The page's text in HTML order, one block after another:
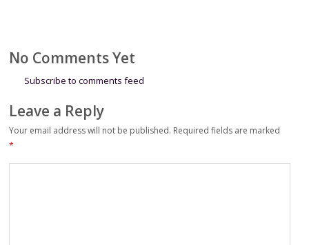
No Comments Yet
Subscribe to comments feed
Leave a Reply
Your email address will not be published. Required fields are marked
*